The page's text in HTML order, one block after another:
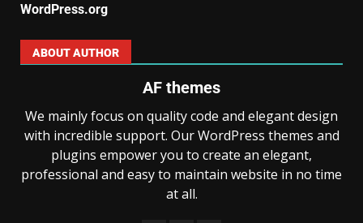
WordPress.org
ABOUT AUTHOR
AF themes
We mainly focus on quality code and elegant design
with incredible support. Our WordPress themes and
plugins empower you to create an elegant,
professional and easy to maintain website in no time
at all.